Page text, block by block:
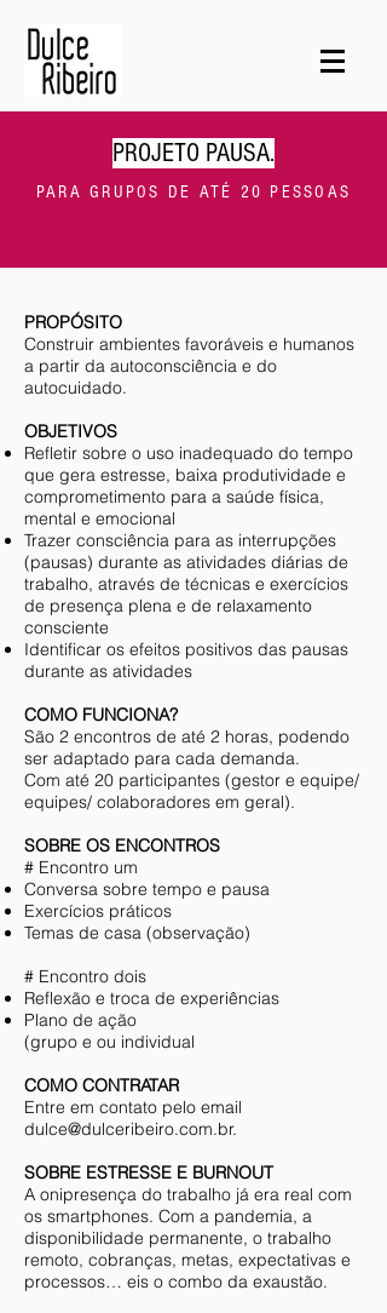
PROJETO PAUSA.
PARA GRUPOS DE ATÉ 20 PESSOAS
PROPÓSITO
Construir ambientes favoráveis e humanos
a partir da autoconsciência e do
autocuidado.
OBJETIVOS
Refletir sobre o uso inadequado do tempo
que gera estresse, baixa produtividade e
comprometimento para a saúde física,
mental e emocional
Trazer consciência para as interrupções
(pausas) durante as atividades diárias de
trabalho, através de técnicas e exercícios
de presença plena e de relaxamento
consciente
Identificar os efeitos positivos das pausas
durante as atividades
COMO FUNCIONA?
São 2 encontros de até 2 horas, podendo
ser adaptado para cada demanda.
Com até 20 participantes (gestor e equipe/
equipes/ colaboradores em geral).
SOBRE OS ENCONTROS
# Encontro um
Conversa sobre tempo e pausa
Exercícios práticos
Temas de casa (observação)
# Encontro dois
Reflexão e troca de experiências
Plano de ação
(grupo e ou individual
COMO CONTRATAR
Entre em contato pelo email
dulce@dulceribeiro.com.br.
SOBRE ESTRESSE E BURNOUT
A onipresença do trabalho já era real com
os smartphones. Com a pandemia, a
disponibilidade permanente, o trabalho
remoto, cobranças, metas, expectativas e
processos… eis o combo da exaustão.